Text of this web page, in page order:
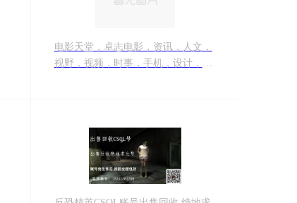
电影天堂，卓志电影，资讯，人文，
视野，视频，时事，手机，设计，文